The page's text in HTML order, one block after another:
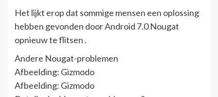
Het lijkt erop dat sommige mensen een oplossing
hebben gevonden door Android 7.0 Nougat
opnieuw te flitsen .
Andere Nougat-problemen
Afbeelding: Gizmodo
Afbeelding: Gizmodo